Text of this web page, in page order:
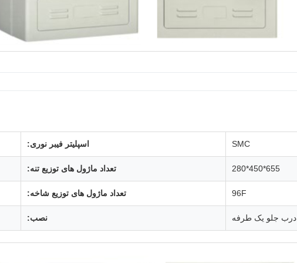
SMC اسپلیتر فیبر نوری:
655*450*280 تعداد ماژول های توزیع تنه:
96F تعداد ماژول های توزیع شاخه:
درب جلو یک طرفه نصب: